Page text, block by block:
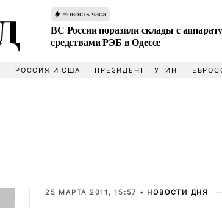
Новость часа
ВС России поразили склады с
средствами РЭБ в Одессе
РОССИЯ И США ПРЕЗИДЕНТ ПУТИН
25 МАРТА 2011, 15:57 • НОВОСТИ ДНЯ